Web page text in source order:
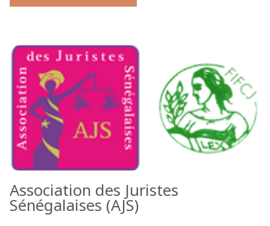
Association des Juristes
Sénégalaises (AJS)